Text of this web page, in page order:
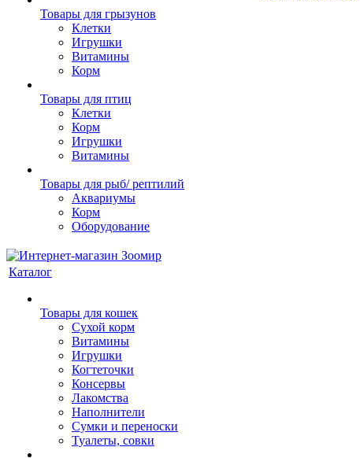
Товары для грызунов
Клетки
Игрушки
Витамины
Корм
Товары для птиц
Клетки
Корм
Игрушки
Витамины
Товары для рыб/ рептилий
Аквариумы
Корм
Оборудование
Каталог
Товары для кошек
Cухой корм
Витамины
Игрушки
Когтеточки
Консервы
Лакомства
Наполнители
Сумки и переноски
Туалеты, совки